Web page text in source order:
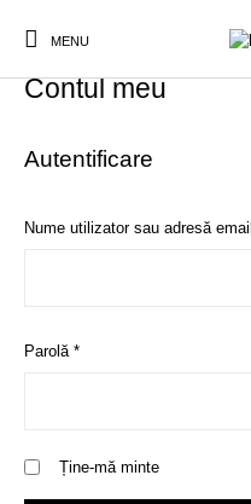
MENU
Contul meu
Autentificare
Nume utilizator sau adresă email
Parolă *Obligatoriu
Ține-mă minte